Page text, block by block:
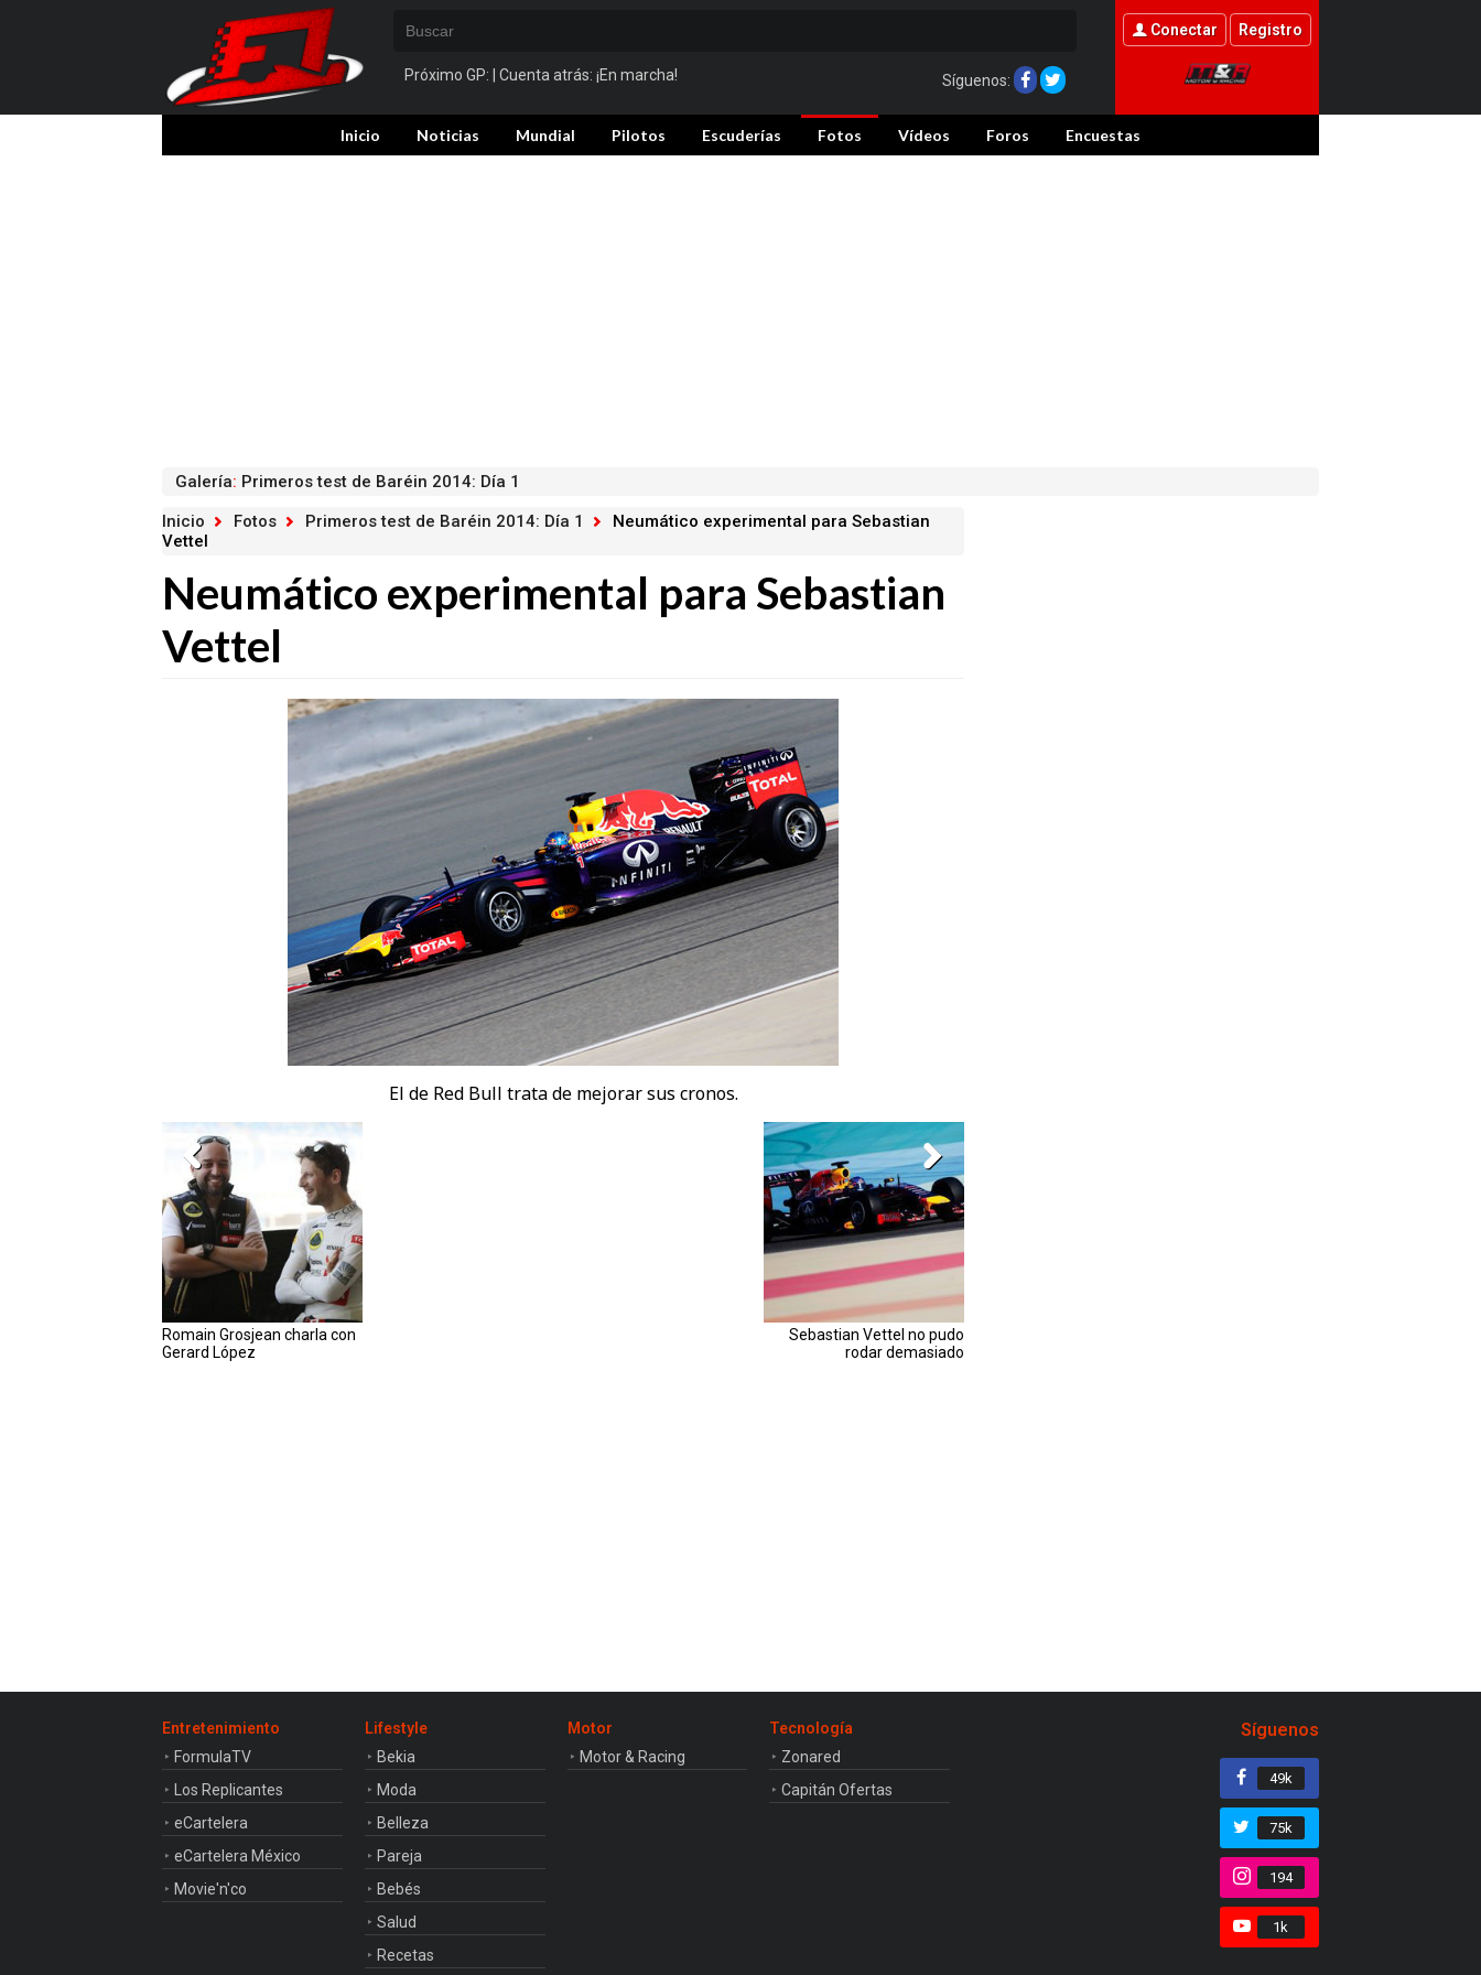
Próximo GP: | Cuenta atrás: ¡En marcha! Síguenos:
Conectar Registro
Inicio Noticias Mundial Pilotos Escuderías Fotos Vídeos Foros Encuestas
Galería: Primeros test de Baréin 2014: Día 1
Inicio
Fotos Primeros test de Baréin 2014: Día 1
Neumático experimental para Sebastian
Vettel
Neumático experimental para Sebastian
Vettel
El de Red Bull trata de mejorar sus cronos.
Romain Grosjean charla con
Gerard López
Sebastian Vettel no pudo
rodar demasiado
Entretenimiento
FormulaTV
Los Replicantes
eCartelera
eCartelera México
Movie'n'co
Lifestyle
Bekia
Moda
Belleza
Pareja
Bebés
Salud
Recetas
Motor
Motor & Racing
Tecnología
Zonared
Capitán Ofertas
Síguenos
49k
75k
194
1k